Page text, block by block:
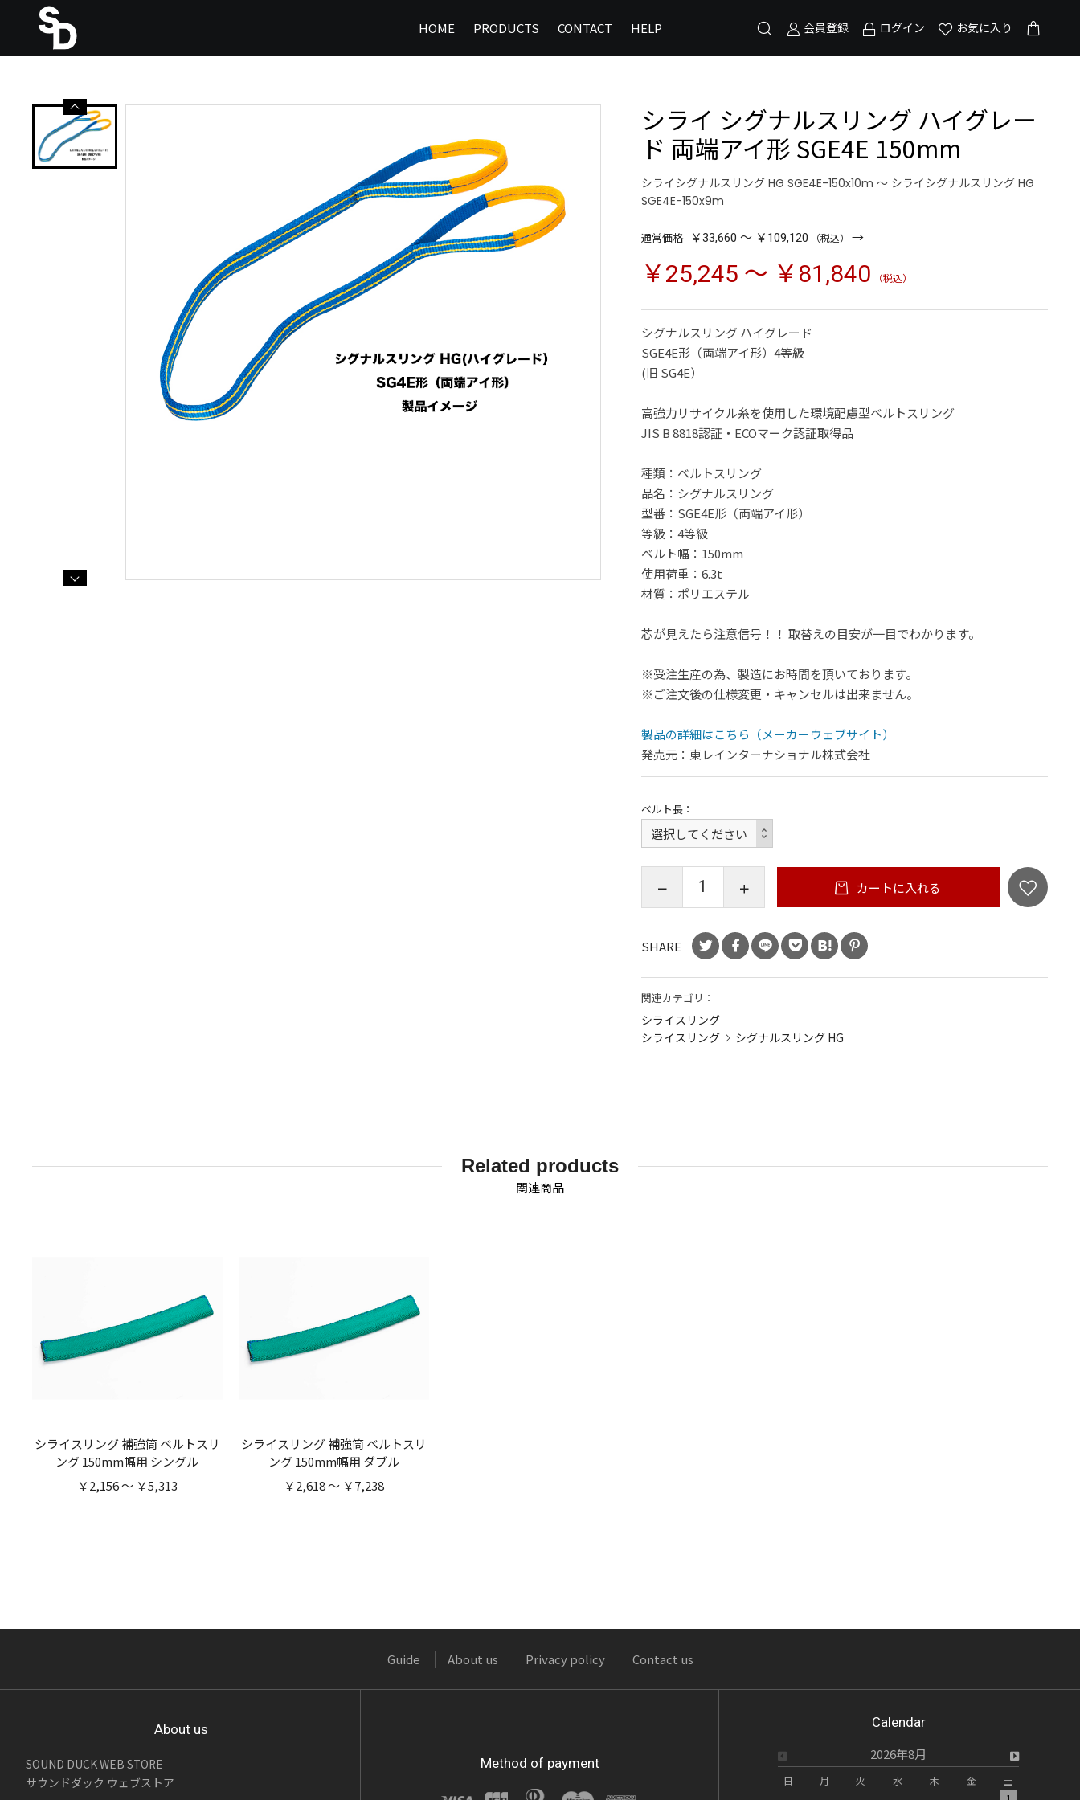
HOME PRODUCTS CONTACT HELP 会員登録 ログイン お気に入り
シライ シグナルスリング ハイグレー
ド 両端アイ形 SGE4E 150mm
シライシグナルスリング HG SGE4E-150x10m ～ シライシグナルスリング HG
SGE4E-150x9m
通常価格 ￥33,660 ～ ￥109,120 （税込） →
￥25,245 ～ ￥81,840 （税込）
シグナルスリング ハイグレード
SGE4E形（両端アイ形）4等級
(旧 SG4E）
高強力リサイクル糸を使用した環境配慮型ベルトスリング
JIS B 8818認証・ECOマーク認証取得品
種類：ベルトスリング
品名：シグナルスリング
型番：SGE4E形（両端アイ形）
等級：4等級
ベルト幅：150mm
使用荷重：6.3t
材質：ポリエステル
芯が見えたら注意信号！！ 取替えの目安が一目でわかります。
※受注生産の為、製造にお時間を頂いております。
※ご注文後の仕様変更・キャンセルは出来ません。
製品の詳細はこちら（メーカーウェブサイト）
発売元：東レインターナショナル株式会社
ベルト長
カートに入れる
SHARE
関連カテゴリ：
シライスリング
シライスリング
シグナルスリング HG
Related products
関連商品
シライスリング 補強筒 ベルトスリ
ング 150mm幅用 シングル
￥2,156 ～ ￥5,313
シライスリング 補強筒 ベルトスリ
ング 150mm幅用 ダブル
￥2,618 ～ ￥7,238
Guide About us Privacy policy Contact us
About us
SOUND DUCK WEB STORE
サウンドダック ウェブストア
Method of payment
Calendar
2026年8月
日 月 火 水 木 金
土